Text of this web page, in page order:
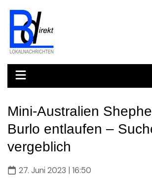
Skip
to
content
Mini-Australien
Burlo entlaufen –
vergeblich
27. Juni 2023 | 16:50